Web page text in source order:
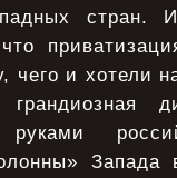
стран.
чего и хотели
Запада